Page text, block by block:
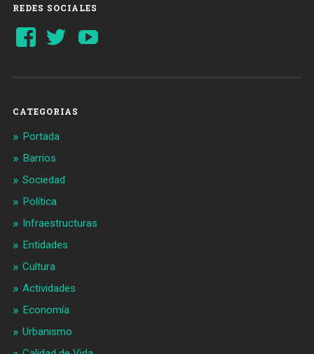
REDES SOCIALES
Ver
perfil
Ver
perfil
CATEGORIAS
Portada
Barrios
Sociedad
Política
Infraestructuras
Entidades
Cultura
Actividades
Economía
Urbanismo